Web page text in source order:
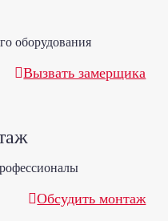
оборудования
Вызвать замерщика
Обсудить монтаж